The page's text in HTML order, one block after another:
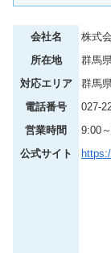
会社名
株式
所在地
群馬
対応エリア
群馬
電話番号
027-
営業時間
9:00
公式サイト